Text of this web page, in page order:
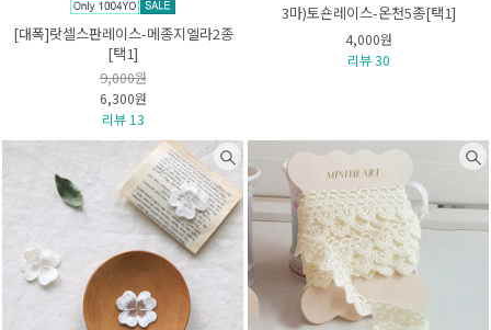
[대폭]랏셀스판레이스-메종지엘라2종
[택1]
9,000원
6,300원
리뷰 13
3마)토숀레이스-온천5종[택1]
4,000원
리뷰 30